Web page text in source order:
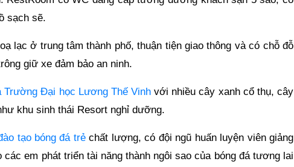
sạch sẽ.
lạc ở trung tâm thành phố, thuận tiện giao thông và có chỗ đỗ
giữ xe đảm bảo an ninh.
Trường Đại học Lương Thế Vinh với nhiều cây xanh cổ thụ, cây
khu sinh thái Resort nghỉ dưỡng.
tạo bóng đá trẻchất lượng, có đội ngũ huấn luyện viên giảng
em phát triển tài năng thành ngôi sao của bóng đá tương lai